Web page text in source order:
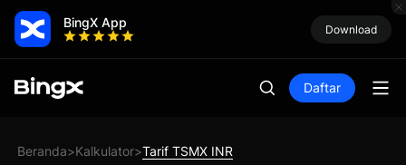
BingX App Download
Daftar
Beranda>Kalkulator>Tarif TSMX INR